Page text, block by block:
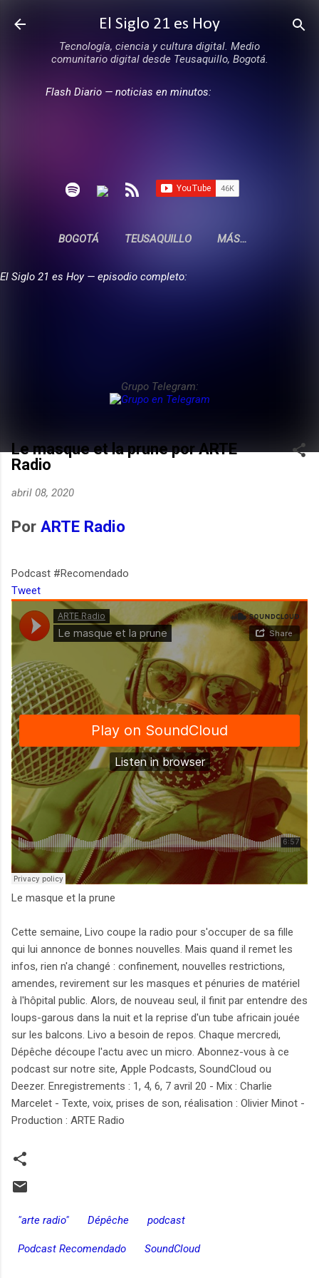
Ir al contenido principal
El Siglo 21 es Hoy
Tecnología, ciencia y cultura digital. Medio
comunitario digital desde Teusaquillo, Bogotá.
Flash Diario — noticias en minutos:
BOGOTÁ TEUSAQUILLO MÁS…
El Siglo 21 es Hoy — episodio completo:
Grupo Telegram:
Le masque et la prune por ARTE
Radio
abril 08, 2020
Por ARTE Radio
Podcast #Recomendado
Tweet
Le masque et la prune
Cette semaine, Livo coupe la radio pour s'occuper de sa fille
qui lui annonce de bonnes nouvelles. Mais quand il remet les
infos, rien n'a changé : confinement, nouvelles restrictions,
amendes, revirement sur les masques et pénuries de matériel
à l'hôpital public. Alors, de nouveau seul, il finit par entendre des
loups-garous dans la nuit et la reprise d'un tube africain jouée
sur les balcons. Livo a besoin de repos. Chaque mercredi,
Dépêche découpe l'actu avec un micro. Abonnez-vous à ce
podcast sur notre site, Apple Podcasts, SoundCloud ou
Deezer. Enregistrements : 1, 4, 6, 7 avril 20 - Mix : Charlie
Marcelet - Texte, voix, prises de son, réalisation : Olivier Minot -
Production : ARTE Radio
"arte radio" Dépêche podcast
Podcast Recomendado SoundCloud